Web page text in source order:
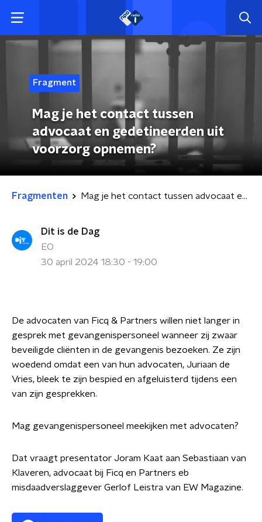
Fragment
Mag je het contact tussen
advocaat en gedetineerden uit
voorzorg opnemen?
Fragmenten Mag je het contact tussen advocaat en gedetineerden uit voorzorg opnemen?
Dit is de Dag
EO
30 april 2024 18:30 - 19:00
De advocaten van Ficq & Partners willen niet langer in
gesprek met gevangenispersoneel wanneer zij zwaar
beveiligde cliënten in de gevangenis bezoeken. Ze zijn
woedend omdat een van hun advocaten, Juriaan de
Vries, bleek te zijn bespied en afgeluisterd tijdens een
van zijn gesprekken.
Mag gevangenispersoneel meekijken met advocaten?
Dat vraagt presentator Joram Kaat aan Sebastiaan van
Klaveren, advocaat bij Ficq en Partners eb
misdaadverslaggever Gerlof Leistra van EW Magazine.